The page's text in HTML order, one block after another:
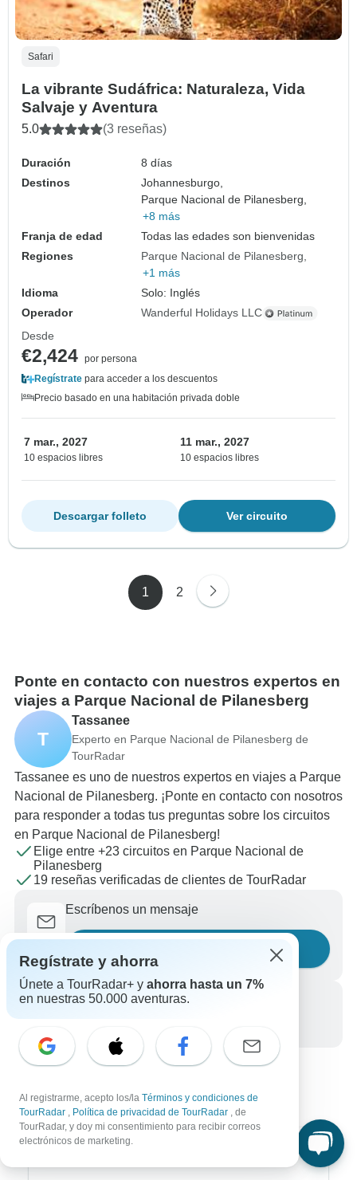
Safari
La vibrante Sudáfrica: Naturaleza, Vida
Salvaje y Aventura
5.0 (3 reseñas)
Duración
8 días
Destinos
Johannesburgo,
Parque Nacional de Pilanesberg,
+8 más
Franja de edad
Todas las edades son bienvenidas
Regiones
Parque Nacional de Pilanesberg
+1 más
Idioma
Solo: Inglés
Operador
Wanderful Holidays LLC
Desde
€2,424 por persona
Regístrate para acceder a los descuentos
Precio basado en una habitación privada doble
7 mar., 2027
10 espacios libres
11 mar., 2027
10 espacios libres
Ver circuito
Descargar folleto
1 2
Ponte en contacto con nuestros expertos en
viajes a Parque Nacional de Pilanesberg
T
Tassanee
Experto en Parque Nacional de Pilanesberg de
TourRadar
Tassanee es uno de nuestros expertos en viajes a Parque
Nacional de Pilanesberg. ¡Ponte en contacto con nosotros
para responder a todas tus preguntas sobre los circuitos
en Parque Nacional de Pilanesberg!
Elige entre +23 circuitos en Parque Nacional de
Pilanesberg
19 reseñas verificadas de clientes de TourRadar
Escríbenos un mensaje
Llámanos
Regístrate y ahorra
Únete a TourRadar+ y ahorra hasta un 7%
en nuestras 50.000 aventuras.
Al registrarme, acepto los/la Términos y condiciones de
TourRadar , Política de privacidad de TourRadar , de
TourRadar, y doy mi consentimiento para recibir correos
electrónicos de marketing.